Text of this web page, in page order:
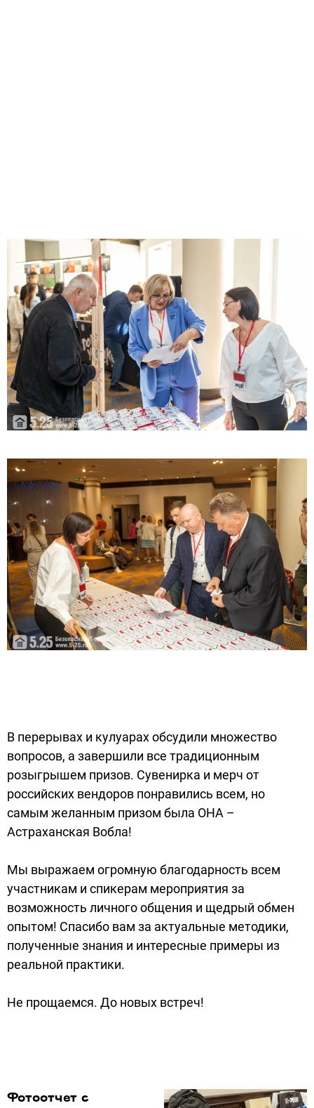
В перерывах и кулуарах обсудили множество
вопросов, а завершили все традиционным
розыгрышем призов. Сувенирка и мерч от
российских вендоров понравились всем, но
самым желанным призом была ОНА –
Астраханская Вобла!
Мы выражаем огромную благодарность всем
участникам и спикерам мероприятия за
возможность личного общения и щедрый обмен
опытом! Спасибо вам за актуальные методики,
полученные знания и интересные примеры из
реальной практики.
Не прощаемся. До новых встреч!
Фотоотчет с